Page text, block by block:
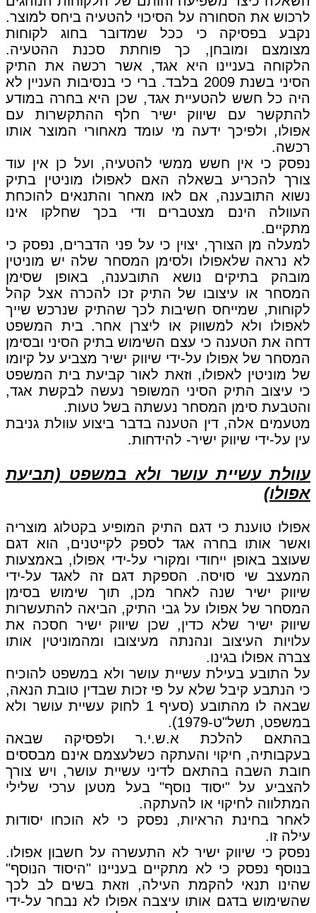
לרכוש את הסחורה על הסיכוי להטעיה ביחס למוצר.
נקבע בפסיקה כי ככל שמדובר בחוג לקוחות
מצומצם ומובחן, כך פוחתת סכנת ההטעיה.
הלקוחה בעניינו היא אגד, אשר רכשה את התיק
הסיני בשנת 2009 בלבד. ברי כי בנסיבות העניין לא
היה כל חשש להטעיית אגד, שכן היא בחרה במודע
להתקשר עם שיווק ישיר חלף ההתקשרות עם
אפולו, ולפיכך ידעה מי עומד מאחורי המוצר אותו
רכשה.
נפסק כי אין חשש ממשי להטעיה, ועל כן אין עוד
צורך להכריע בשאלה האם לאפולו מוניטין בתיק
נשוא התובענה, אם לאו מאחר והתנאים להוכחת
העוולה הינם מצטברים ודי בכך שחלקו אינו
מתקיים.
למעלה מן הצורך, יצוין כי על פני הדברים, נפסק כי
לא נראה שלאפולו ולסימן המסחר שלה יש מוניטין
מובהק בתיקים נושא התובענה, באופן שסימן
המסחר או עיצובו של התיק זכו להכרה אצל קהל
לקוחות, שמייחס חשיבות לכך שהתיק שנרכש שייך
לאפולו ולא למשווק או ליצרן אחר. בית המשפט
דחה את הטענה כי עצם השימוש בתיק הסיני ובסימן
המסחר של אפולו על-ידי שיווק ישיר מצביע על קיומו
של מוניטין לאפולו, וזאת לאור קביעת בית המשפט
כי עיצוב התיק הסיני המשופר נעשה לבקשת אגד,
והטבעת סימן המסחר נעשתה בשל טעות.
מטעמים אלה, דין הטענה בדבר ביצוע עוולת גניבת
עין על-ידי שיווק ישיר- להידחות.
עוולת עשיית עושר ולא במשפט (תביעת
אפולו)
אפולו טוענת כי דגם התיק המופיע בקטלוג מוצריה
ואשר אותו בחרה אגד לספק לקייטנים, הוא דגם
שעוצב באופן ייחודי ומקורי על-ידי אפולו, באמצעות
המעצב שי סויסה. הספקת דגם זה לאגד על-ידי
שיווק ישיר שנה לאחר מכן, תוך שימוש בסימן
המסחר של אפולו על גבי התיק, הביאה להתעשרות
שיווק ישיר שלא כדין, שכן שיווק ישיר חסכה את
עלויות העיצוב ונהנתה מעיצובו ומהמוניטין אותו
צברה אפולו בגינו.
על התובע בעילת עשיית עושר ולא במשפט להוכיח
כי הנתבע קיבל שלא על פי זכות שבדין טובת הנאה,
שבאה לו מהתובע (סעיף 1 לחוק עשיית עושר ולא
במשפט, תשל"ט-1979).
בהתאם להלכת א.ש.י.ר ולפסיקה שבאה
בעקבותיה, חיקוי והעתקה כשלעצמם אינם מבססים
חובת השבה בהתאם לדיני עשיית עושר, ויש צורך
להצביע על "יסוד נוסף" בעל מטען ערכי שלילי
המתלווה לחיקוי או להעתקה.
לאחר בחינת הראיות, נפסק כי לא הוכחו יסודות
עילה זו.
נפסק כי שיווק ישיר לא התעשרה על חשבון אפולו.
בנוסף נפסק כי לא מתקיים בעניינו "היסוד הנוסף"
שהינו תנאי להקמת העילה, וזאת בשים לב לכך
שהשימוש בדגם אותו עיצבה אפולו לא נבחר על-ידי